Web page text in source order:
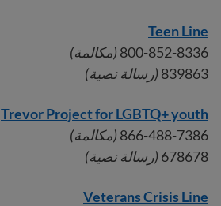
Teen Line
800-852-8336 (مكالمة)
839863 (رسالة نصية)
Trevor Project for LGBTQ+ youth
866-488-7386 (مكالمة)
678678 (رسالة نصية)
Veterans Crisis Line